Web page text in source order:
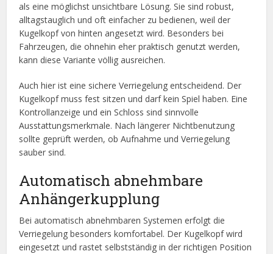
als eine möglichst unsichtbare Lösung. Sie sind robust,
alltagstauglich und oft einfacher zu bedienen, weil der
Kugelkopf von hinten angesetzt wird. Besonders bei
Fahrzeugen, die ohnehin eher praktisch genutzt werden,
kann diese Variante völlig ausreichen.
Auch hier ist eine sichere Verriegelung entscheidend. Der
Kugelkopf muss fest sitzen und darf kein Spiel haben. Eine
Kontrollanzeige und ein Schloss sind sinnvolle
Ausstattungsmerkmale. Nach längerer Nichtbenutzung
sollte geprüft werden, ob Aufnahme und Verriegelung
sauber sind.
Automatisch abnehmbare
Anhängerkupplung
Bei automatisch abnehmbaren Systemen erfolgt die
Verriegelung besonders komfortabel. Der Kugelkopf wird
eingesetzt und rastet selbstständig in der richtigen Position